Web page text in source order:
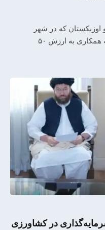
که در شهر
مزارشریف برگزار شد، ۲۵ تفاهم‌نامه همکاری به ارزش ۵۰
در کشاورزی